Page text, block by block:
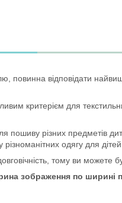
повинна відповідати
критерієм для
різних предметів
одягу для дітей.
тому ви
зображення по ширині